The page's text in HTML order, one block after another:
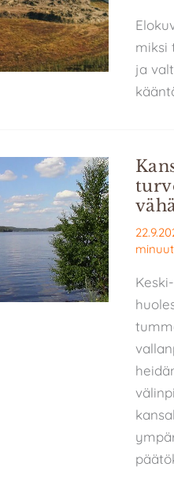
miksi
ja